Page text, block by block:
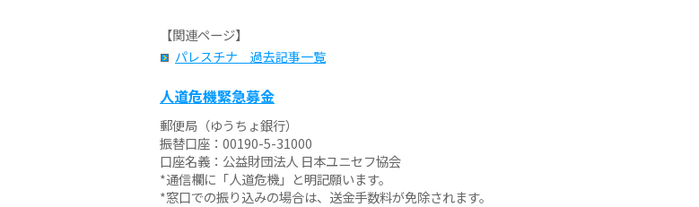
【関連ページ】
パレスチナ 過去記事一覧
人道危機緊急募金
郵便局（ゆうちょ銀行）
振替口座：00190-5-31000
口座名義：公益財団法人 日本ユニセフ協会
*通信欄に「人道危機」と明記願います。
*窓口での振り込みの場合は、送金手数料が免除されます。